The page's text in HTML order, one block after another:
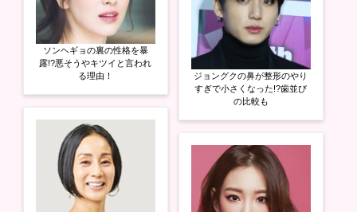
ソンヘギョの裏の性格を暴
露!?悪そうやキツイと言われ
る理由！
ジョングクの鼻が整形のやり
すぎで小さくなった!?歯並び
の比較も